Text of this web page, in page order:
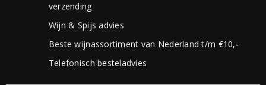
verzending
Wijn & Spijs advies
Beste wijnassortiment van Nederland t/m €10,-
Telefonisch besteladvies